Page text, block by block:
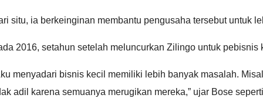
situ, ia berkeinginan membantu pengusaha tersebut untuk
2016, setahun setelah meluncurkan Zilingo untuk
menyadari bisnis kecil memiliki lebih banyak masalah.
adil karena semuanya merugikan mereka,” ujar Bose